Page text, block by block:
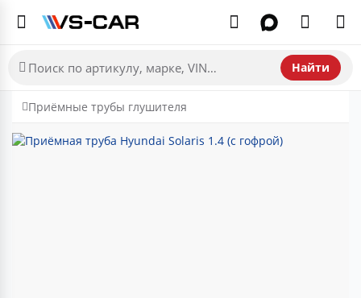
Найти
Приёмные трубы глушителя